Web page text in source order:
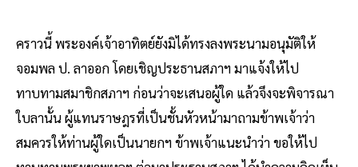
คราวนี้ พระองค์เจ้าอาทิตย์ยังมิได้ทรงลงพระนามอนุมัติให้
จอมพล ป. ลาออก โดยเชิญประธานสภาฯ มาแจ้งให้ไป
ทาบทามสมาชิกสภาฯ ก่อนว่าจะเสนอผู้ใด แล้วจึงจะพิจารณา
ใบลานั้น ผู้แทนราษฎรที่เป็นชั้นหัวหน้ามาถามข้าพเจ้าว่า
สมควรให้ท่านผู้ใดเป็นนายกฯ ข้าพเจ้าแนะนำว่า ขอให้ไป